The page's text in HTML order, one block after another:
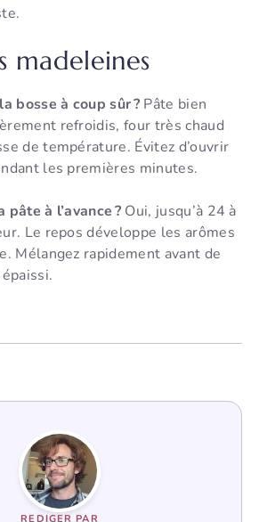
madeleines
bosse à coup sûr ? Pâte bien
refroidis, four très chaud
de température. Évitez d’ouvrir
les premières minutes.
à l’avance ? Oui, jusqu’à 24 à
Le repos développe les arômes
Mélangez rapidement avant de
REDIGER PAR